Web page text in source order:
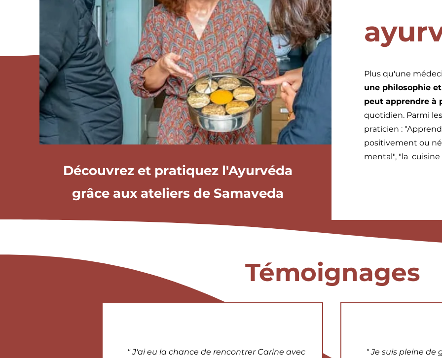
Découvrez et pratiquez l'Ayurvéda
grâce aux ateliers de Samaveda
Plus qu'une
une philosophie
peut apprendre à
quotidien. Parmi
praticien :
positivement ou
mental", "la cuisine
Témoignages
" J'ai eu la chance de rencontrer Carine avec " Je suis pleine